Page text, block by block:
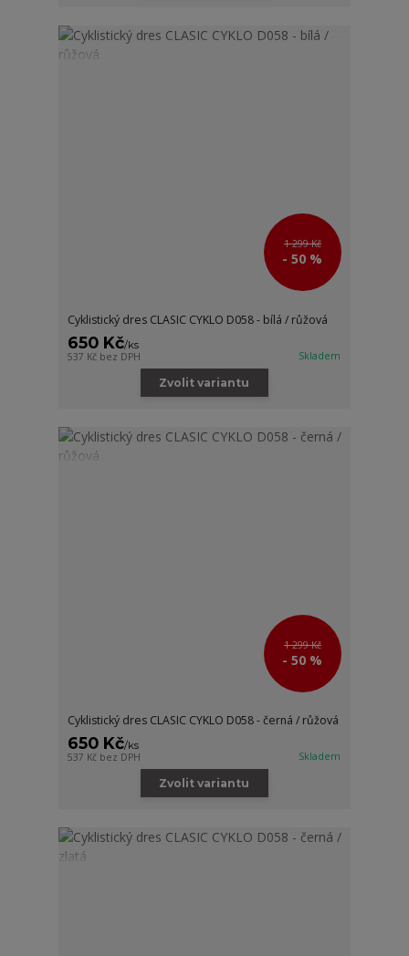
1 299 Kč
- 50 %
Cyklistický dres CLASIC CYKLO D058 - bílá / růžová
650 Kč/ks
537 Kč bez DPH Skladem
Zvolit variantu
1 299 Kč
- 50 %
Cyklistický dres CLASIC CYKLO D058 - černá / růžová
650 Kč/ks
537 Kč bez DPH Skladem
Zvolit variantu